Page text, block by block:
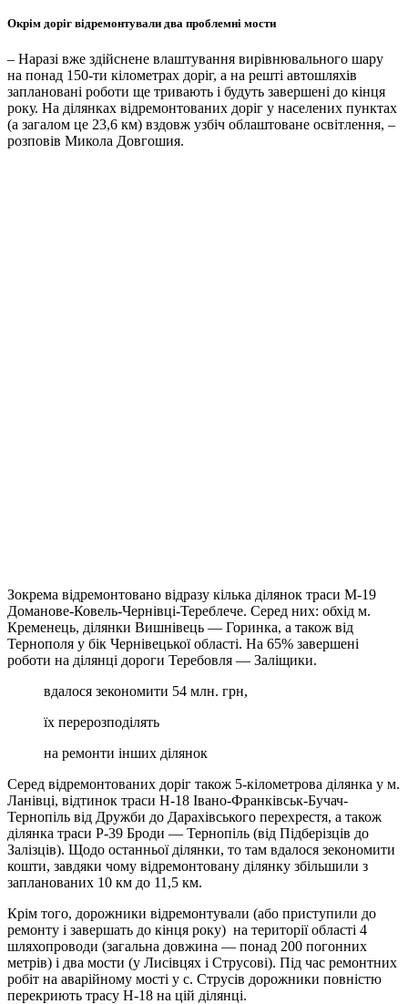
Окрім доріг відремонтували два проблемні мости
– Наразі вже здійснене влаштування вирівнювального шару
на понад 150-ти кілометрах доріг, а на решті автошляхів
заплановані роботи ще тривають і будуть завершені до кінця
року. На ділянках відремонтованих доріг у населених пунктах
(а загалом це 23,6 км) вздовж узбіч облаштоване освітлення, –
розповів Микола Довгошия.
Зокрема відремонтовано відразу кілька ділянок траси М-19
Доманове-Ковель-Чернівці-Тереблече. Серед них: обхід м.
Кременець, ділянки Вишнівець — Горинка, а також від
Тернополя у бік Чернівецької області. На 65% завершені
роботи на ділянці дороги Теребовля — Заліщики.
вдалося зекономити 54 млн. грн,
їх перерозподілять
на ремонти інших ділянок
Серед відремонтованих доріг також 5-кілометрова ділянка у м.
Ланівці, відтинок траси Н-18 Івано-Франківськ-Бучач-
Тернопіль від Дружби до Дарахівського перехрестя, а також
ділянка траси Р-39 Броди — Тернопіль (від Підберізців до
Залізців). Щодо останньої ділянки, то там вдалося зекономити
кошти, завдяки чому відремонтовану ділянку збільшили з
запланованих 10 км до 11,5 км.
Крім того, дорожники відремонтували (або приступили до
ремонту і завершать до кінця року) на території області 4
шляхопроводи (загальна довжина — понад 200 погонних
метрів) і два мости (у Лисівцях і Струсові). Під час ремонтних
робіт на аварійному мості у с. Струсів дорожники повністю
перекриють трасу Н-18 на цій ділянці.